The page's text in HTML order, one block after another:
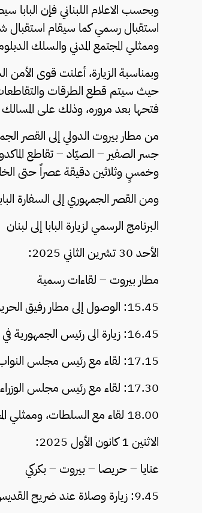
وبحسب الاعلام اللبناني فإن البابا
استقبال رسمي كما سيقام استقبال
وممثلي المجتمع المدني والسلك
وبمناسبة الزيارة، أعلنت قوى
حيث سيتم قطع الطرقات والتقاطعات
فتحها بعد مروره، وذلك على المسالك
من مطار بيروت الدولي إلى القصر
جسر الصفير – الصيّاد – تقاطع
وخمسٍ وثلاثين دقيقة عصراً حتى
ومن القصر الجمهوري إلى السفارة
البرنامج الرسمي لزيارة البابا إلى لبنان
الأحد 30 تشرين الثاني 2025:
مطار بيروت – لقاءات رسمية
15.45: الوصول إلى مطار رفيق الحريري الدولي – بيروت (مراسم الاستقبال الرسمية)
16.45: زيارة الى رئيس الجمهورية في القصر الجمهوري
17.15: لقاء مع رئيس مجلس النواب
17.30: لقاء مع رئيس مجلس الوزراء
18.00 لقاء مع السلطات، وممثلي المجتمع المدني، والسلك الدبلوماسي (كلمة الأب الأقدس).
الاثنين 1 كانون الأول 2025:
عنايا – حريصا – بيروت – بكركي
9.45: زيارة وصلاة عند ضريح القديس شربل مخلوف في دير مار مارون – عنايا